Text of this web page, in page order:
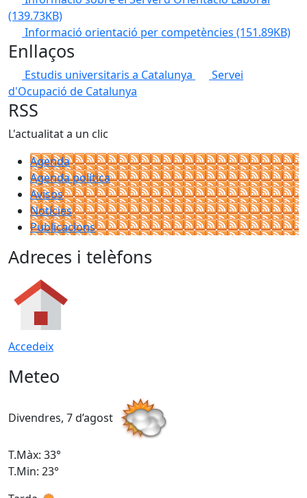
(139.73KB)
Informació orientació per competències (151.89KB)
Enllaços
Estudis universitaris a Catalunya
Servei
d'Ocupació de Catalunya
RSS
L'actualitat a un clic
Agenda
Agenda política
Avisos
Notícies
Publicacions
Adreces i telèfons
Accedeix
Meteo
Divendres, 7 d’agost
T.Màx: 33°
T.Min: 23°